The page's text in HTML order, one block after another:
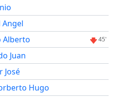
Angel
Alberto 45'
Juan
José
Hugo